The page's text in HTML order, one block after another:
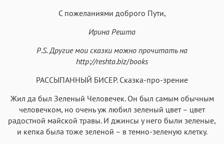
С пожеланиями доброго Пути,
Ирина Решта
P.S. Другие мои сказки можно прочитать на
http://reshta.biz/books
РАССЫПАННЫЙ БИСЕР. Сказка-про-зрение
Жил да был Зеленый Человечек. Он был самым обычным
человечком, но очень уж любил зеленый цвет – цвет
радостной майской травы. И джинсы у него были зеленые,
и кепка была тоже зеленой – в темно-зеленую клетку.